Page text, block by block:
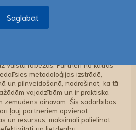
Saglabāt
prakses uz koordinētu
kas stiprina saglabāšanas
sadarbība, kas ir būtiska, lai
kopīgos mantojuma objektus, kas
valstu robežas. Partneri no katras
metodoloģijas izstrādē,
un pilnveidošanā, nodrošinot, ka tā
vajadzībām un ir praktiska
zemūdens ainavām. Šis sadarbības
ļauj partneriem apvienot
un resursus, maksimāli palielinot
Saglabāt